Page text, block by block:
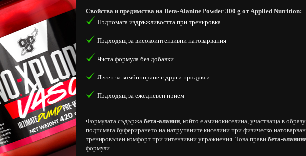
Свойства и предимства на Beta-Alanine Powder 300 g от Applied Nutrition:
Подпомага издръжливостта при тренировка
Подходящ за високоинтензивни натоварвания
Чиста формула без добавки
Лесен за комбиниране с други продукти
Подходящ за ежедневен прием
Формулата съдържа бета-аланин, който е аминокиселина, участваща в
подпомага буферирането на натрупаните киселини при физическо
тренировъчен комфорт при интензивни упражнения. Това прави бета-
формули.